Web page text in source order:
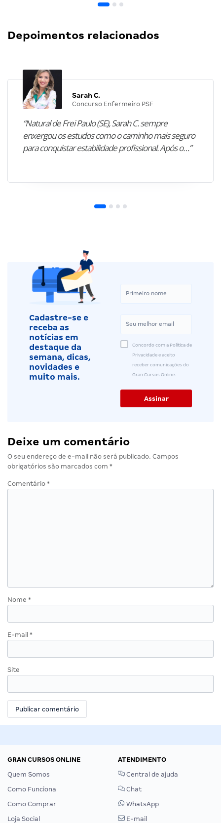
Depoimentos relacionados
Sarah C.
Concurso Enfermeiro PSF
“Natural de Frei Paulo (SE), Sarah C. sempre
enxergou os estudos como o caminho mais seguro
para conquistar estabilidade profissional. Após o…”
Cadastre-se e
receba as
notícias em
destaque da
semana, dicas,
novidades e
muito mais.
Concordo com a Política de
Privacidade e aceito
receber comunicações do
Gran Cursos Online.
Deixe um comentário
O seu endereço de e-mail não será publicado. Campos
obrigatórios são marcados com *
Comentário *
Nome *
E-mail *
Site
GRAN CURSOS ONLINE
Quem Somos
Como Funciona
Como Comprar
Loja Social
ATENDIMENTO
Central de ajuda
Chat
WhatsApp
E-mail